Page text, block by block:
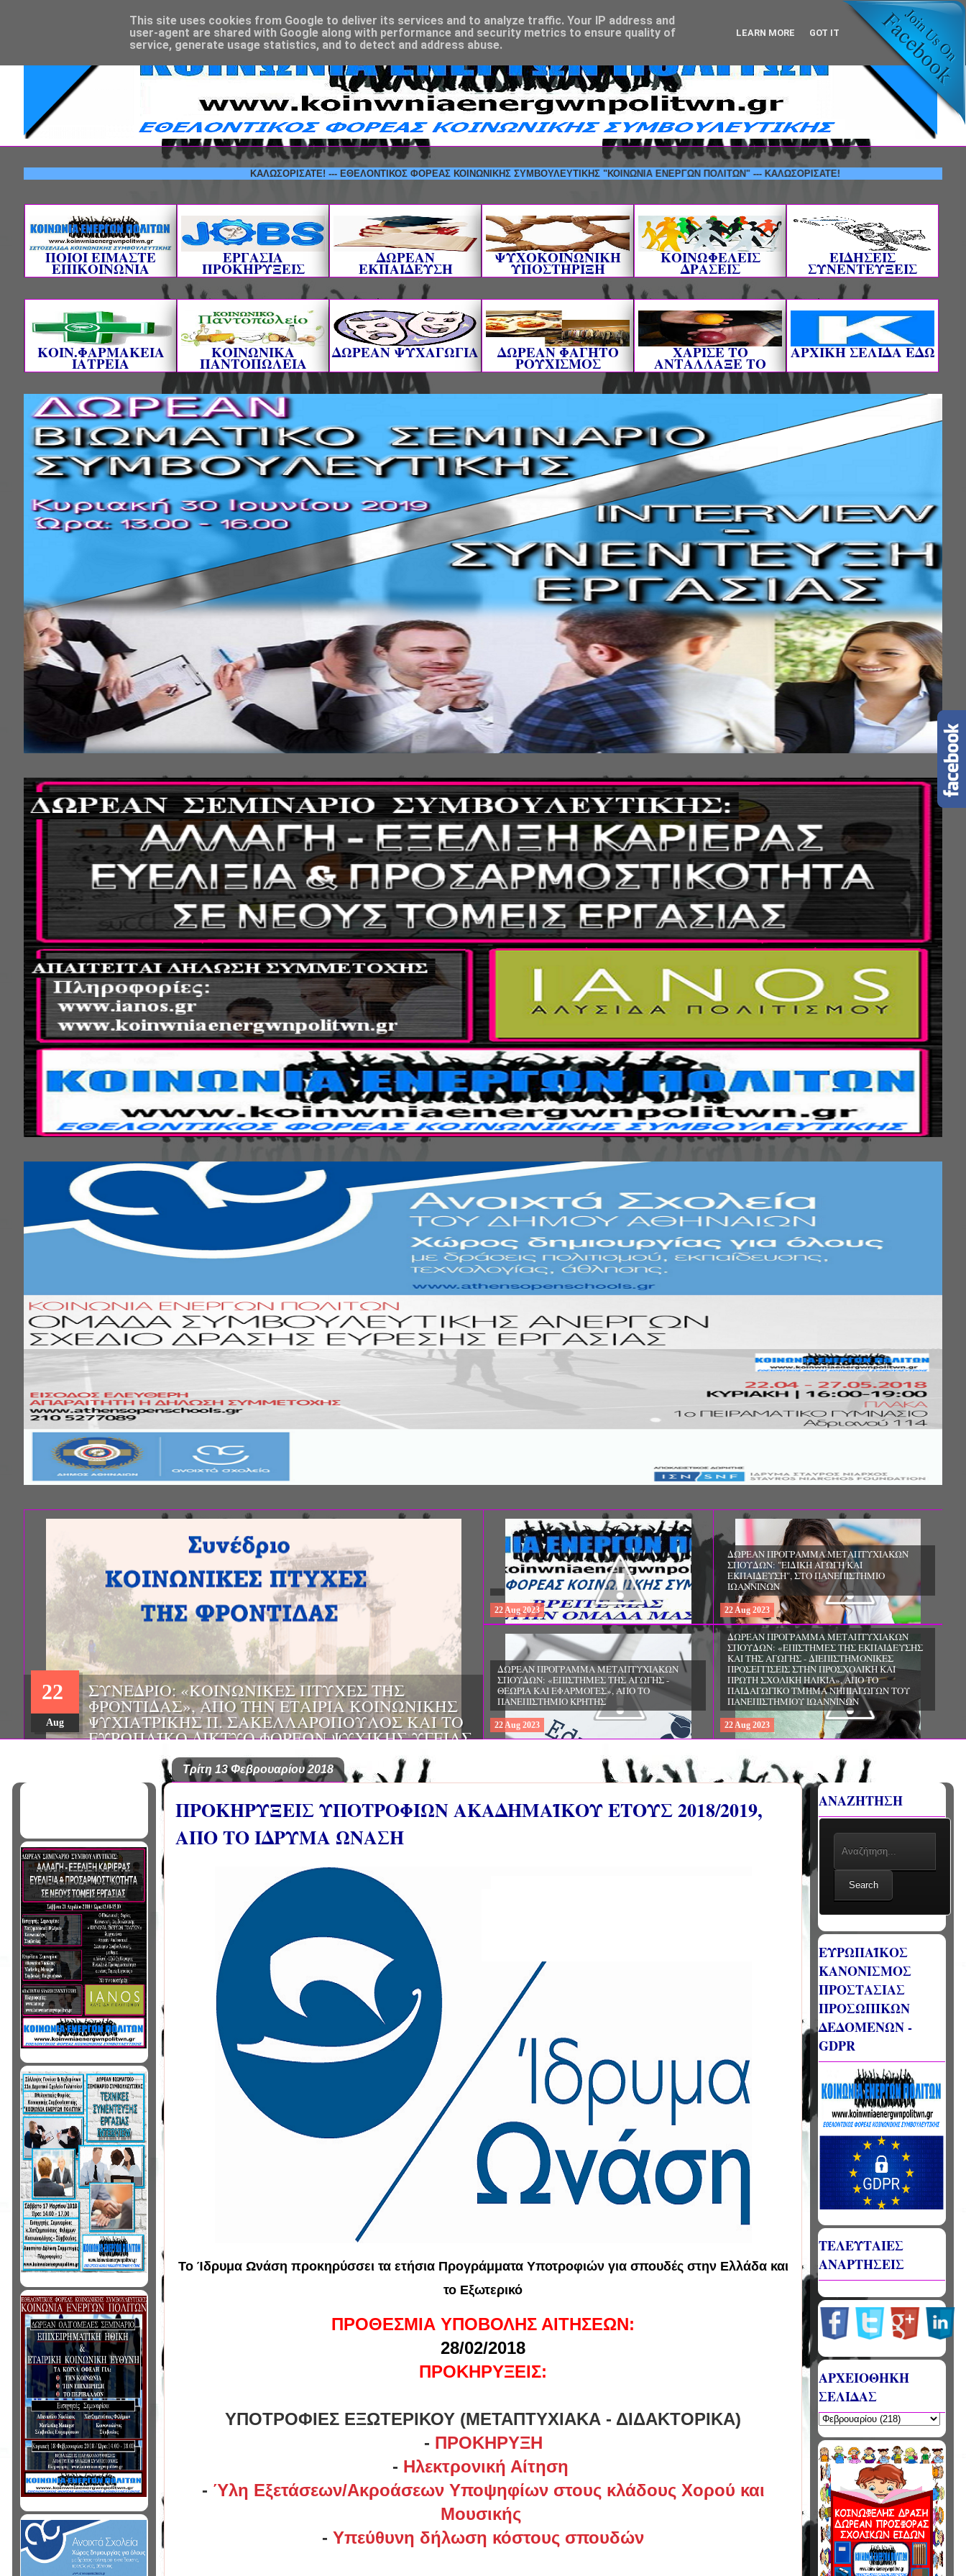
ΚΑΛΩΣΟΡΙΣΑΤΕ! --- ΕΘΕΛΟΝΤΙΚΟΣ ΦΟΡΕΑΣ ΚΟΙΝΩΝΙΚΗΣ ΣΥΜΒΟΥΛΕΥΤΙΚΗΣ "ΚΟΙΝΩΝΙΑ ΕΝΕΡΓΩΝ ΠΟΛΙΤΩΝ" --- ΚΑΛΩΣΟΡΙΣΑΤΕ!
ΠΟΙΟΙ ΕΙΜΑΣΤΕ
ΕΠΙΚΟΙΝΩΝΙΑ
ΕΡΓΑΣΙΑ
ΠΡΟΚΗΡΥΞΕΙΣ
ΔΩΡΕΑΝ
ΕΚΠΑΙΔΕΥΣΗ
ΨΥΧΟΚΟΙΝΩΝΙΚΗ
ΥΠΟΣΤΗΡΙΞΗ
ΚΟΙΝΩΦΕΛΕΙΣ
ΔΡΑΣΕΙΣ
ΕΙΔΗΣΕΙΣ
ΣΥΝΕΝΤΕΥΞΕΙΣ
ΚΟΙΝ.ΦΑΡΜΑΚΕΙΑ
ΙΑΤΡΕΙΑ
ΚΟΙΝΩΝΙΚΑ
ΠΑΝΤΟΠΩΛΕΙΑ
ΔΩΡΕΑΝ ΨΥΧΑΓΩΓΙΑ ΔΩΡΕΑΝ ΦΑΓΗΤΟ
ΡΟΥΧΙΣΜΟΣ
ΧΑΡΙΣΕ ΤΟ
ΑΝΤΑΛΛΑΞΕ ΤΟ
AΡΧΙΚΗ ΣΕΛΙΔΑ ΕΔΩ
ΗΜΕΡΙΔΑ: "ΠΡΟΒΛΗΜΑΤΙΣΜΟΙ & ΔΙΛΗΜΜΑΤΑ
ΠΟΥ ΑΝΤΙΜΕΤΩΠΙΖΕΙ ΚΑΘΗΜΕΡΙΝΑ O
ΠΑΘΟΛΟΓΟΣ", ΑΠΟ ΤΗΝ ΕΤΑΙΡΕΙΑ
ΠΑΘΟΛΟΓΙΑΣ ΒΟΡΕΙΟΔΥΤΙΚΗΣ ΕΛΛΑΔΟΣ ΚΑΙ
ΤΙΣ Α' & Β' ΠΑΝΕΠΙΣΤΗΜΙΑΚΕΣ ΠΑΘΟΛΟΓΙΚΕΣ
ΚΛΙΝΙΚΕΣ ΠΓΝΙ
01
Mar
ΣΥΝΕΔΡΙΟ: «ΚΟΙΝΩΝΙΚΕΣ ΠΤΥΧΕΣ ΤΗΣ
ΦΡΟΝΤΙΔΑΣ», ΑΠΟ ΤΗΝ ΕΤΑΙΡΙΑ ΚΟΙΝΩΝΙΚΗΣ
ΨΥΧΙΑΤΡΙΚΗΣ Π. ΣΑΚΕΛΛΑΡΟΠΟΥΛΟΣ ΚΑΙ ΤΟ
EΥΡΩΠΑΪΚΟ ΔΙΚΤΥΟ ΦΟΡΕΩΝ ΨΥΧΙΚΗΣ
ΥΓΕΙΑΣ ΑSKLEPIOS
22Aug 2023 22Aug 2023
ΔΩΡΕΑΝ ΠΡΟΓΡΑΜΜΑ ΜΕΤΑΠΤΥΧΙΑΚΩΝ
ΣΠΟΥΔΩΝ: "ΕΙΔΙΚΗ ΑΓΩΓΗ ΚΑΙ
ΕΚΠΑΙΔΕΥΣΗ", ΣΤΟ ΠΑΝΕΠΙΣΤΗΜΙΟ
ΙΩΑΝΝΙΝΩΝ
22Aug 2023
ΔΩΡΕΑΝ ΠΡΟΓΡΑΜΜΑ ΜΕΤΑΠΤΥΧΙΑΚΩΝ
ΣΠΟΥΔΩΝ: «ΕΠΙΣΤΗΜΕΣ ΤΗΣ ΑΓΩΓΗΣ -
ΘΕΩΡΙΑ ΚΑΙ ΕΦΑΡΜΟΓΕΣ», ΑΠΟ ΤΟ
ΠΑΝΕΠΙΣΤΗΜΙΟ ΚΡΗΤΗΣ
22Aug 2023
Τρίτη 13 Φεβρουαρίου 2018
ΠΡΟΚΗΡΥΞΕΙΣ ΥΠΟΤΡΟΦΙΩΝ ΑΚΑΔΗΜΑΪΚΟΥ ΕΤΟΥΣ 2018/2019,
ΑΠΟ ΤΟ ΙΔΡΥΜΑ ΩΝΑΣΗ
Το Ίδρυμα Ωνάση προκηρύσσει τα ετήσια Προγράμματα Υποτροφιών για σπουδές στην Ελλάδα και
το Εξωτερικό
ΠΡΟΘΕΣΜΙΑ ΥΠΟΒΟΛΗΣ ΑΙΤΗΣΕΩΝ:
28/02/2018
ΠΡΟΚΗΡΥΞΕΙΣ:
ΥΠΟΤΡΟΦΙΕΣ ΕΞΩΤΕΡΙΚΟΥ (ΜΕΤΑΠΤΥΧΙΑΚΑ - ΔΙΔΑΚΤΟΡΙΚΑ)
- ΠΡΟΚΗΡΥΞΗ
- Ηλεκτρονική Αίτηση
- Ύλη Εξετάσεων/Ακροάσεων Υποψηφίων στους κλάδους Χορού και
Μουσικής
- Υπεύθυνη δήλωση κόστους σπουδών
ΑΝΑΖΗΤΗΣΗ
Search
ΕΥΡΩΠΑΪΚΟΣ
ΚΑΝΟΝΙΣΜΟΣ
ΠΡΟΣΤΑΣΙΑΣ
ΠΡΟΣΩΠΙΚΩΝ
ΔΕΔΟΜΕΝΩΝ -
GDPR
ΤΕΛΕΥΤΑΙΕΣ
ΑΝΑΡΤΗΣΕΙΣ
ΑΡΧΕΙΟΘΗΚΗ
ΣΕΛΙΔΑΣ
This site uses cookies from Google to deliver its services and to analyze traffic. Your IP address and
user-agent are shared with Google along with performance and security metrics to ensure quality of
service, generate usage statistics, and to detect and address abuse.
LEARN MORE GOT IT